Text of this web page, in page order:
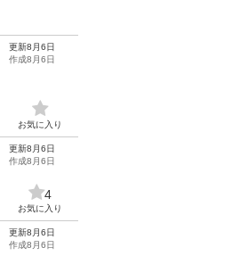
更新8月6日
作成8月6日
お気に入り
更新8月6日
作成8月6日
4
お気に入り
更新8月6日
作成8月6日